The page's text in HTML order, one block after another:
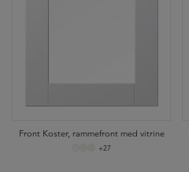
Front Koster, rammefront med vitrine
+27